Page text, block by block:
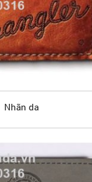
Nhãn da